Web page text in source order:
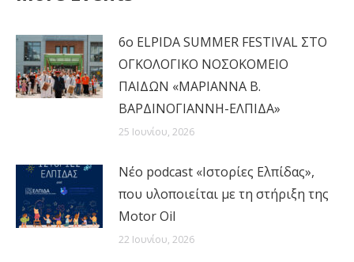
6ο ELPIDA SUMMER FESTIVAL ΣΤΟ
ΟΓΚΟΛΟΓΙΚΟ ΝΟΣΟΚΟΜΕΙΟ
ΠΑΙΔΩΝ «ΜΑΡΙΑΝΝΑ Β.
ΒΑΡΔΙΝΟΓΙΑΝΝΗ-ΕΛΠΙΔΑ»
25 Ιουνίου, 2026
Νέο podcast «Ιστορίες Ελπίδας»,
που υλοποιείται με τη στήριξη της
Motor Oil
22 Ιουνίου, 2026